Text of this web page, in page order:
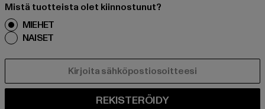
Mistä tuotteista olet kiinnostunut?
MIEHET
NAISET
REKISTERÖIDY